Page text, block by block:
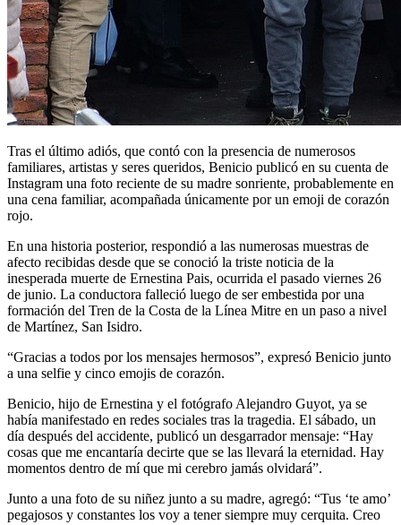
Tras el último adiós, que contó con la presencia de numerosos
familiares, artistas y seres queridos, Benicio publicó en su cuenta de
Instagram una foto reciente de su madre sonriente, probablemente en
una cena familiar, acompañada únicamente por un emoji de corazón
rojo.
En una historia posterior, respondió a las numerosas muestras de
afecto recibidas desde que se conoció la triste noticia de la
inesperada muerte de Ernestina Pais, ocurrida el pasado viernes 26
de junio. La conductora falleció luego de ser embestida por una
formación del Tren de la Costa de la Línea Mitre en un paso a nivel
de Martínez, San Isidro.
“Gracias a todos por los mensajes hermosos”, expresó Benicio junto
a una selfie y cinco emojis de corazón.
Benicio, hijo de Ernestina y el fotógrafo Alejandro Guyot, ya se
había manifestado en redes sociales tras la tragedia. El sábado, un
día después del accidente, publicó un desgarrador mensaje: “Hay
cosas que me encantaría decirte que se las llevará la eternidad. Hay
momentos dentro de mí que mi cerebro jamás olvidará”.
Junto a una foto de su niñez junto a su madre, agregó: “Tus ‘te amo’
pegajosos y constantes los voy a tener siempre muy cerquita. Creo